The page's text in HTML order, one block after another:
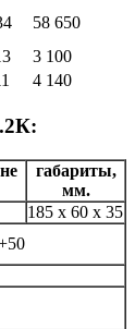
58 650
3 100
4 140
габариты,
мм.
185 x 60 x 35